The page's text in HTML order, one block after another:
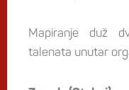
Mapiranje duž
talenata unutar